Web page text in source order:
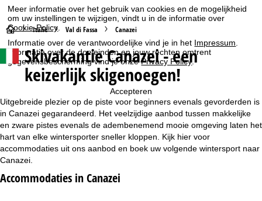
Meer informatie over het gebruik van cookies en de mogelijkheid
om uw instellingen te wijzigen, vindt u in de informatie over
Cookie-Policy
Informatie over de verantwoordelijke vind je in het Impressum
Informatie over de doeleinden en jouw rechten omtrent
gegevensbescherming vind je onzePrivacy Policy.
Accepteren
S
t
r
t
p
Italië Val di Fassa Canazei
Skivakantie Canazei - een
keizerlijk skigenoegen!
Uitgebreide plezier op de piste voor beginners evenals gevorderden is
in Canazei gegarandeerd. Het veelzijdige aanbod tussen makkelijke
en zware pistes evenals de adembenemend mooie omgeving laten het
hart van elke wintersporter sneller kloppen. Kijk hier voor
accommodaties uit ons aanbod en boek uw volgende wintersport naar
Canazei.
Accommodaties in Canazei